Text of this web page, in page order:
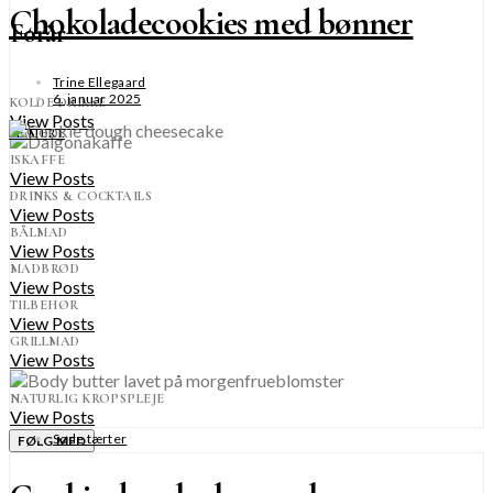
Forår
KOLDE DRIKKE
View Posts
ISKAFFE
View Posts
DRINKS & COCKTAILS
View Posts
BÅLMAD
View Posts
MADBRØD
View Posts
TILBEHØR
View Posts
GRILLMAD
View Posts
NATURLIG KROPSPLEJE
View Posts
FØLG MED
Chokoladecookies med bønner
Trine Ellegaard
6. januar 2025
SE MERE
Søde tærter